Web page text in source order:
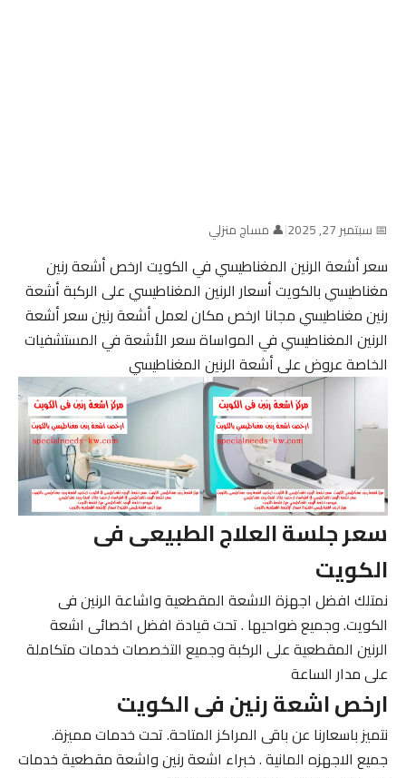
📅 سبتمبر 27, 2025 |👤 مساج منزلي
سعر أشعة الرنين المغناطيسي في الكويت ارخص أشعة رنين
مغناطيسي بالكويت أسعار الرنين المغناطيسي على الركبة أشعة
رنين مغناطيسي مجانا ارخص مكان لعمل أشعة رنين سعر أشعة
الرنين المغناطيسي في المواساة سعر الأشعة في المستشفيات
الخاصة عروض على أشعة الرنين المغناطيسي
سعر جلسة العلاج الطبيعى فى
الكويت
نمتلك افضل اجهزة الاشعة المقطعية واشاعة الرنين فى
الكويت. وجميع ضواحيها . تحت قيادة افضل اخصائى اشعة
الرنين المقطعية على الركبة وجميع التخصصات خدمات متكاملة
على مدار الساعة
ارخص اشعة رنين فى الكويت
نتميز باسعارنا عن باقى المراكز المتاحة. تحت خدمات مميزة.
جميع الاجهزه المانية . خبراء اشعة رنين واشعة مقطعية خدمات